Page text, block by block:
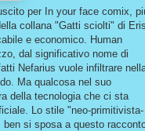
per In your face comix,
collana "Gatti sciolti" di
e economico. Human
dal significativo nome di
Nefarius vuole infiltrare
Ma qualcosa nel suo
della tecnologia che ci sta
Lo stile "neo-primitivista-
si sposa a questo